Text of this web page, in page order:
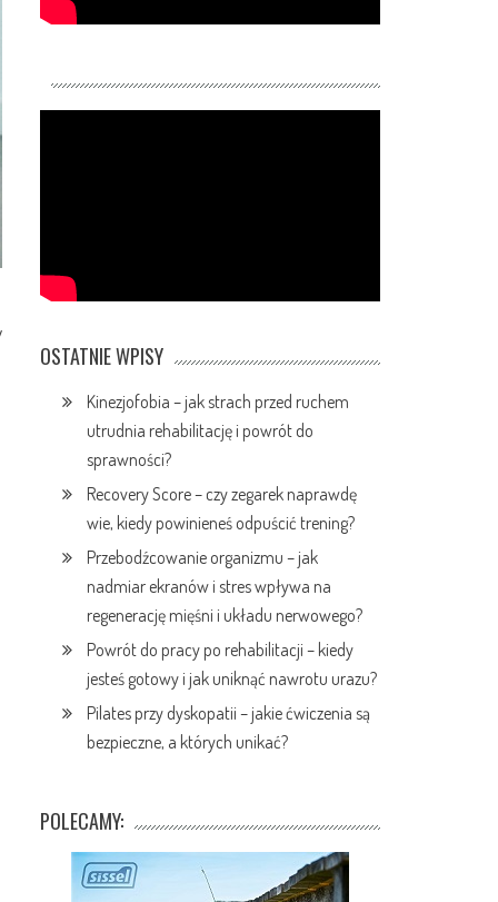
OSTATNIE WPISY
Kinezjofobia – jak strach przed ruchem
utrudnia rehabilitację i powrót do
sprawności?
Recovery Score – czy zegarek naprawdę
wie, kiedy powinieneś odpuścić trening?
Przebodźcowanie organizmu – jak
nadmiar ekranów i stres wpływa na
regenerację mięśni i układu nerwowego?
Powrót do pracy po rehabilitacji – kiedy
jesteś gotowy i jak uniknąć nawrotu urazu?
Pilates przy dyskopatii – jakie ćwiczenia są
bezpieczne, a których unikać?
POLECAMY: